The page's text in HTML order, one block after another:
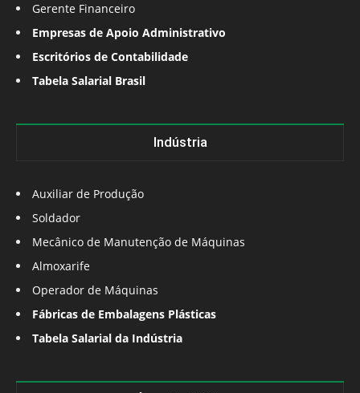
Gerente Financeiro
Empresas de Apoio Administrativo
Escritórios de Contabilidade
Tabela Salarial Brasil
Indústria
Auxiliar de Produção
Soldador
Mecânico de Manutenção de Máquinas
Almoxarife
Operador de Máquinas
Fábricas de Embalagens Plásticas
Tabela Salarial da Indústria